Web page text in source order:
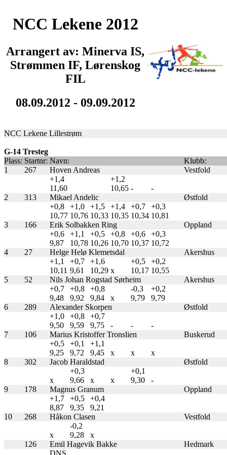
NCC Lekene 2012
Arrangert av: Minerva IS,
Strømmen IF, Lørenskog
FIL
08.09.2012 - 09.09.2012
NCC Lekene Lillestrøm
G-14 Tresteg
Plass: Startnr: Navn:
Klubb:
1
267 Hoven Andreas
Vestfold
+1,4
+1,2
11,60
10,65 -
-
2
313 Mikael Andelic
Østfold
+0,8
+1,0 +1,5 +1,4 +0,7
+0,3
10,77 10,76 10,33 10,35 10,34 10,81
3
166 Erik Solbakken Ring
Oppland
+0,6
+1,1 +0,5 +0,8 +0,6
+0,3
9,87
10,78 10,26 10,70 10,37 10,72
4
27 Helge Helø Klemetsdal
Akershus
+1,1
+0,7 +1,6 +0,5
+0,2
10,11 9,61 10,29 x 10,17 10,55
5
52 Nils Johan Rogstad Sørheim
Akershus
+0,7
+0,8 +0,8 -0,3
+0,2
9,48
9,92 9,84 x 9,79
9,79
6
289 Alexander Skorpen
Østfold
+1,0
+0,8
+0,7
9,50
9,59 9,75 - -
-
7
106 Marius Kristoffer Tronslien
Buskerud
+0,5
+0,1
+1,1
9,25
9,72 9,45 x x
x
8
302 Jacob Haraldstad
Østfold
+0,3
+0,1
x
9,66 x x 9,30
-
9
178 Magnus Granum
Oppland
+1,7
+0,5
+0,4
8,87
9,35
9,21
10
268 Håkon Clasen
Vestfold
-0,2
x
9,28
x
126
Emil Hagevik Bakke
Hedmark
DNS